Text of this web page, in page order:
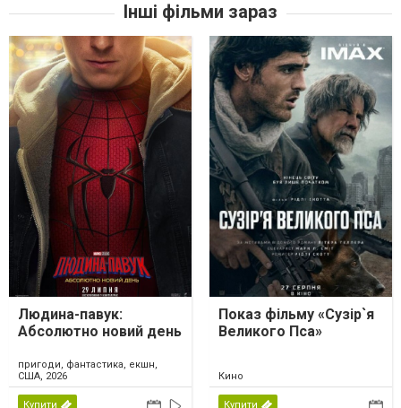
Інші фільми зараз
Людина-павук:
Абсолютно новий день
пригоди, фантастика, екшн,
США, 2026
Купити
Показ фільму «Сузір`я
Великого Пса»
Кино
Купити